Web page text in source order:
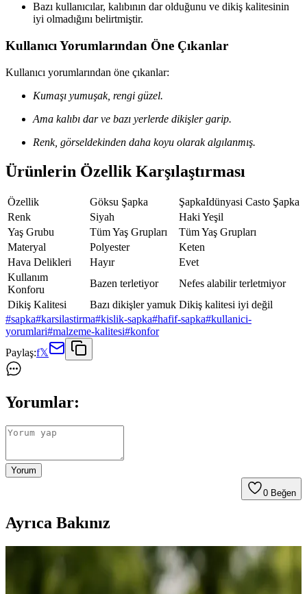
Bazı kullanıcılar, kalıbının dar olduğunu ve dikiş kalitesinin
iyi olmadığını belirtmiştir.
Kullanıcı Yorumlarından Öne Çıkanlar
Kullanıcı yorumlarından öne çıkanlar:
Kumaşı yumuşak, rengi güzel.
Ama kalıbı dar ve bazı yerlerde dikişler garip.
Renk, görseldekinden daha koyu olarak algılanmış.
Ürünlerin Özellik Karşılaştırması
Özellik Göksu Şapka
ŞapkaIdünyasi Casto Şapka
Renk
Siyah
Haki Yeşil
Yaş Grubu
Tüm Yaş Grupları
Tüm Yaş Grupları
Materyal
Polyester
Keten
Hava Delikleri
Hayır
Evet
Kullanım
Konforu
Bazen terletiyor
Nefes alabilir terletmiyor
Dikiş Kalitesi
Bazı dikişler yamuk Dikiş kalitesi iyi değil
#sapka#karsilastirma#kislik-sapka#hafif-sapka#kullanici-
yorumlari#malzeme-kalitesi#konfor
Paylaş:f𝕏
Yorumlar:
Yorum
0 Beğen
Ayrıca Bakınız
ENİA BABY Düz Renk Fiyonklu Bebek Bonesi Seti
Konfor ve Şıklık Sunar